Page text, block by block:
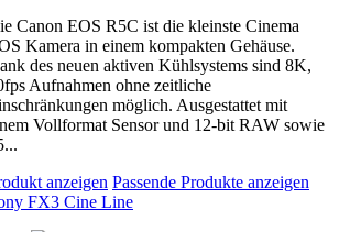
Canon EOS R5C ist die kleinste Cinema
Kamera in einem kompakten Gehäuse.
des neuen aktiven Kühlsystems sind 8K,
Aufnahmen ohne zeitliche
möglich. Ausgestattet mit
Vollformat Sensor und 12-bit RAW sowie
anzeigen Passende Produkte anzeigen
FX3 Cine Line